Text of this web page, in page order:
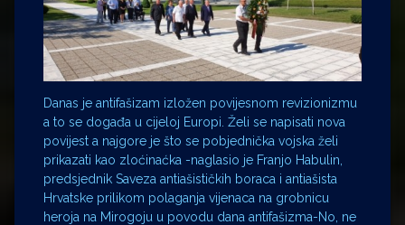
Danas je antifašizam izložen povijesnom revizionizmu
a to se događa u cijeloj Europi. Želi se napisati nova
povijest a najgore je što se pobjednička vojska želi
prikazati kao zloćinaćka -naglasio je Franjo Habulin,
predsjednik Saveza antiašističkih boraca i antiašista
Hrvatske prilikom polaganja vijenaca na grobnicu
heroja na Mirogoju u povodu dana antifašizma-No, ne